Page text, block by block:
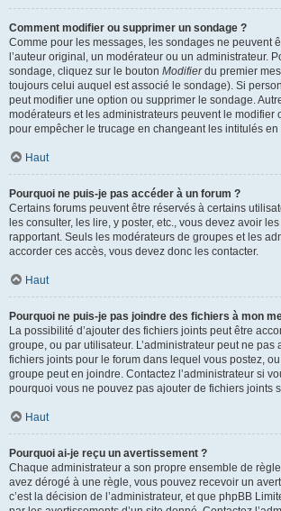
Comment modifier ou supprimer un sondage ?
Comme pour les messages, les sondages ne peuvent
l’auteur original, un modérateur ou un administrateur.
sondage, cliquez sur le bouton Modifierdu premier
toujours celui auquel est associé le sondage). Si
peut modifier une option ou supprimer le sondage.
modérateurs et les administrateurs peuvent le modifier
pour empêcher le trucage en changeant les intitulés
Haut
Pourquoi ne puis-je pas accéder à un forum ?
Certains forums peuvent être réservés à certains
les consulter, les lire, y poster, etc., vous devez avoir
rapportant. Seuls les modérateurs de groupes et les
accorder ces accès, vous devez donc les contacter.
Haut
Pourquoi ne puis-je pas joindre des fichiers à mon
La possibilité d’ajouter des fichiers joints peut être
groupe, ou par utilisateur. L’administrateur peut ne pas
fichiers joints pour le forum dans lequel vous postez,
groupe peut en joindre. Contactez l’administrateur si
pourquoi vous ne pouvez pas ajouter de fichiers joints
Haut
Pourquoi ai-je reçu un avertissement ?
Chaque administrateur a son propre ensemble de
avez dérogé à une règle, vous pouvez recevoir un
c’est la décision de l’administrateur, et que phpBB